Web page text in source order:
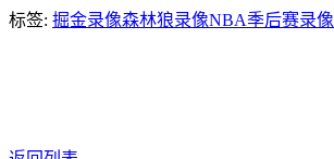
标签: 掘金录像森林狼录像NBA季后赛录像